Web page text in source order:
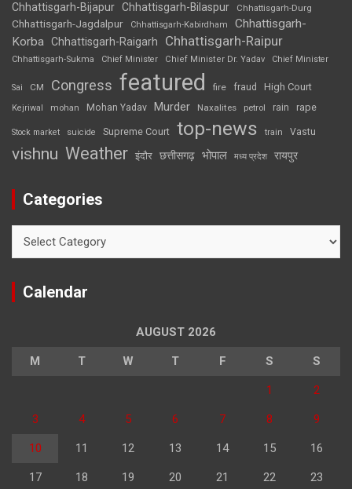
Chhattisgarh-Bijapur Chhattisgarh-Bilaspur Chhattisgarh-Durg
Chhattisgarh-Jagdalpur Chhattisgarh-Kabirdham
Chhattisgarh-
Korba Chhattisgarh-Raigarh Chhattisgarh-Raipur
Chhattisgarh-Sukma Chief Minister Chief Minister Dr. Yadav Chief Minister
Sai CM Congress featured fire fraud High Court
Kejriwal mohan Mohan Yadav Murder Naxalites petrol rain rape
Stock market suicide Supreme Court top-news train Vastu
vishnu Weather इंदौर छत्तीसगढ़ भोपाल मध्य प्रदेश रायपुर
Categories
Calendar
AUGUST 2026
M T W T F S S
1 2
3 4 5 6 7 8 9
10 11 12 13 14 15 16
17 18 19 20 21 22 23